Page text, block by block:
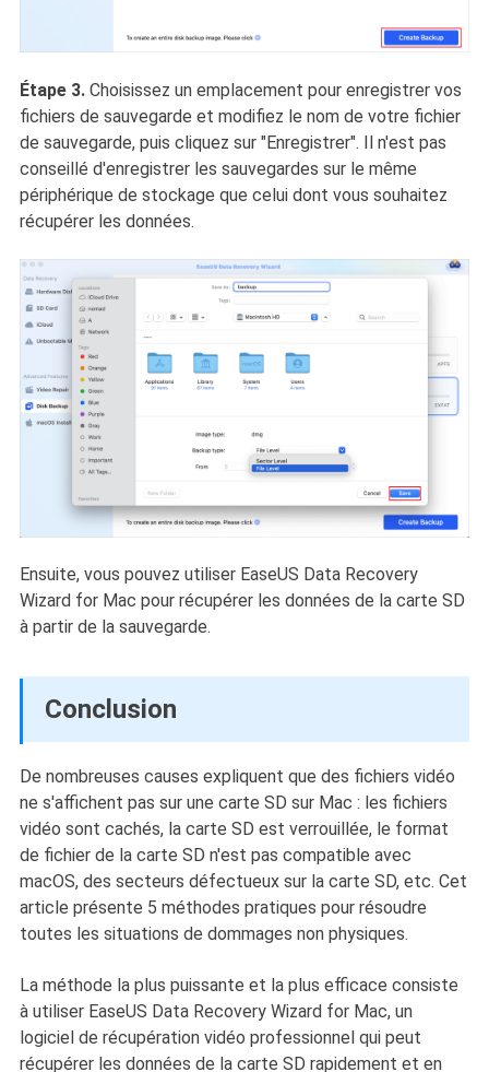
Étape 3. Choisissez un emplacement pour enregistrer vos
fichiers de sauvegarde et modifiez le nom de votre fichier
de sauvegarde, puis cliquez sur "Enregistrer". Il n'est pas
conseillé d'enregistrer les sauvegardes sur le même
périphérique de stockage que celui dont vous souhaitez
récupérer les données.
Ensuite, vous pouvez utiliser EaseUS Data Recovery
Wizard for Mac pour récupérer les données de la carte SD
à partir de la sauvegarde.
Conclusion
De nombreuses causes expliquent que des fichiers vidéo
ne s'affichent pas sur une carte SD sur Mac : les fichiers
vidéo sont cachés, la carte SD est verrouillée, le format
de fichier de la carte SD n'est pas compatible avec
macOS, des secteurs défectueux sur la carte SD, etc. Cet
article présente 5 méthodes pratiques pour résoudre
toutes les situations de dommages non physiques.
La méthode la plus puissante et la plus efficace consiste
à utiliser EaseUS Data Recovery Wizard for Mac, un
logiciel de récupération vidéo professionnel qui peut
récupérer les données de la carte SD rapidement et en